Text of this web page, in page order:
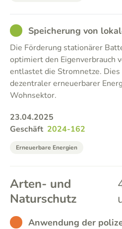
GOODSpeicherung von
Die Förderung stationärer
optimiert den Eigenverbrauch
entlastet die Stromnetze. Dies
dezentraler erneuerbarer
Wohnsektor.
23.04.2025
Geschäft 2024-162
Erneuerbare Energien
Arten- und
Naturschutz
BADAnwendung der